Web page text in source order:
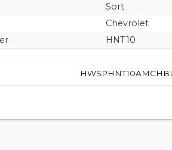
Sort
Chevrolet
HNT10
HWSPHNT10AMCHBL